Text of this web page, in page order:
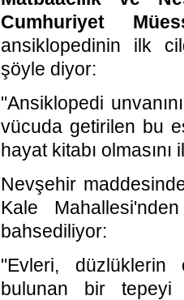
Cumhuriyet
ansiklopedinin ilk
şöyle diyor:
"Ansiklopedi
vücuda getirilen bu
hayat kitabı olmasını
Nevşehir
Kale
bahsediliyor:
"Evleri, düzlüklerin
bulunan bir tepeyi